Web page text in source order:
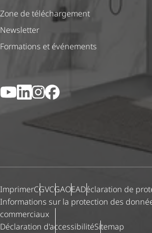
Zone de téléchargement
Newsletter
Formations et événements
YouTubeLinkedIn
Instagram
Facebook
ImprimerCGVCGAOEADéclaration de
Informations sur la protection des
commerciaux
Déclaration d'ac­ces­si­bi­litéSitemap